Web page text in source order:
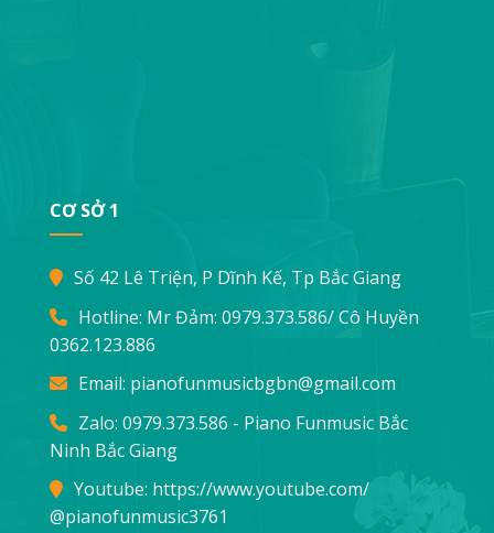
CƠ SỞ 1
Số 42 Lê Triện, P Dĩnh Kế, Tp Bắc Giang
Hotline: Mr Đảm: 0979.373.586/ Cô Huyền
0362.123.886
Email: pianofunmusicbgbn@gmail.com
Zalo: 0979.373.586 - Piano Funmusic Bắc
Ninh Bắc Giang
Youtube: https://www.youtube.com/
@pianofunmusic3761